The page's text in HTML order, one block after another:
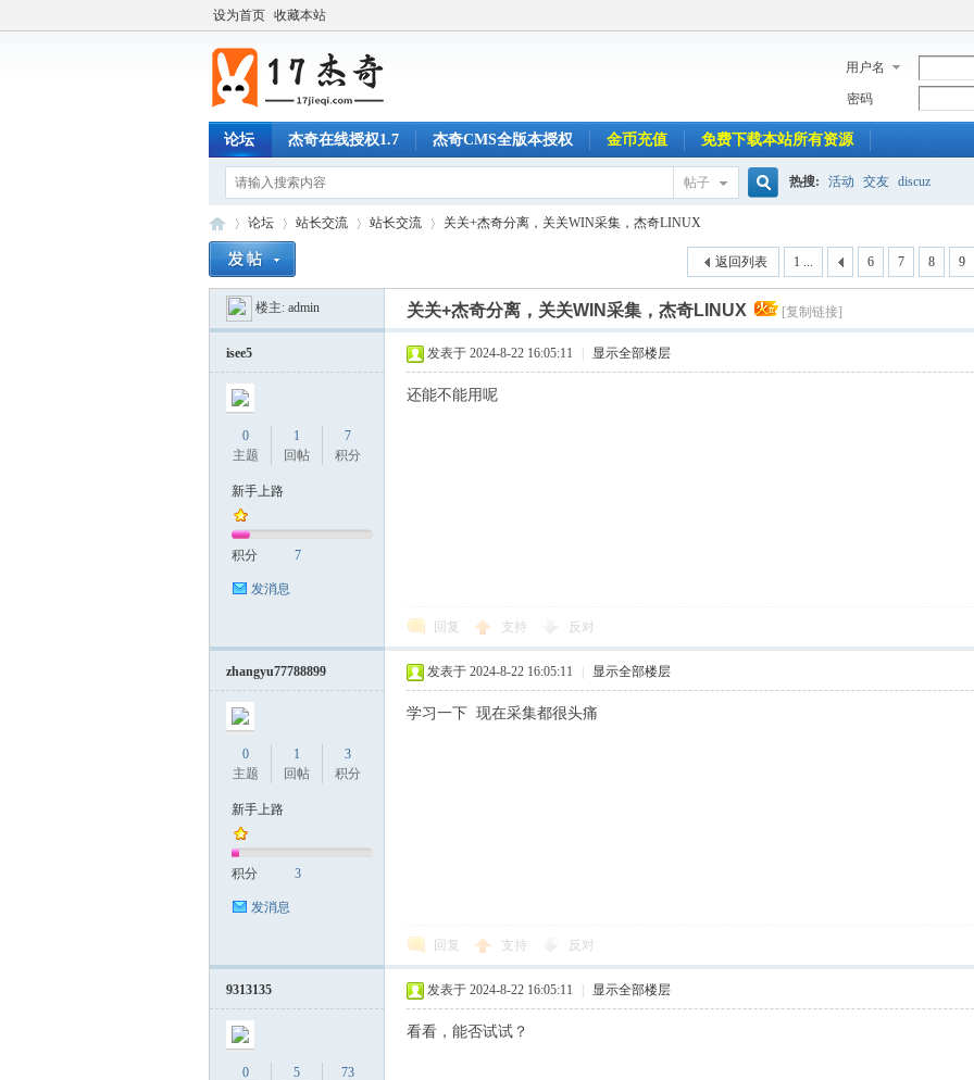
设为首页 收藏本站
用户名
密码
论坛 杰奇在线授权1.7 杰奇CMS全版本授权 金币充值 免费下载本站所有资源
帖子
索
热搜: 活动 交友 discuz
»
论坛
›
站长交流 站长交流
›
关关+杰奇分离，关关WIN采集，杰奇LINUX
1 ... 6 7 8 9
返回列表
楼主: admin 关关+杰奇分离，关关WIN采集，杰奇LINUX [复制链接]
isee5
0
主题
1
回帖
7
积分
新手上路
积分 7
发消息
发表于 2024-8-22 16:05:11 显示全部楼层
还能不能用呢
回复 支持 反对
zhangyu77788899
0
主题
1
回帖
3
积分
新手上路
积分 3
发消息
发表于 2024-8-22 16:05:11 显示全部楼层
学习一下 现在采集都很头痛
回复 支持 反对
9313135
0
5
73
发表于 2024-8-22 16:05:11 显示全部楼层
看看，能否试试？